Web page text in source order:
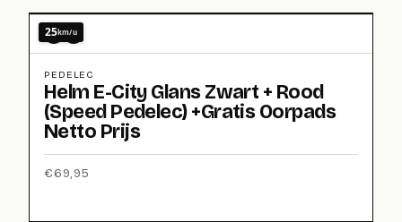
25km/u
PEDELEC
Helm E-City Glans Zwart + Rood
(Speed Pedelec) +Gratis Oorpads
Netto Prijs
€69,95